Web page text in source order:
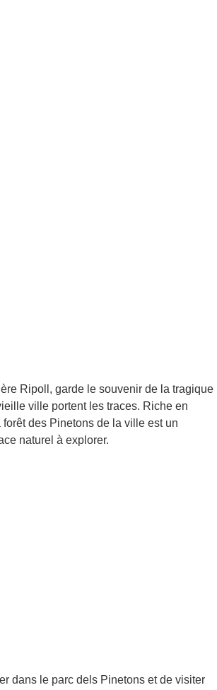
Ripoll, garde le souvenir de la tragique
ville portent les traces. Riche en
des Pinetons de la ville est un
naturel à explorer.
dans le parc dels Pinetons et de visiter